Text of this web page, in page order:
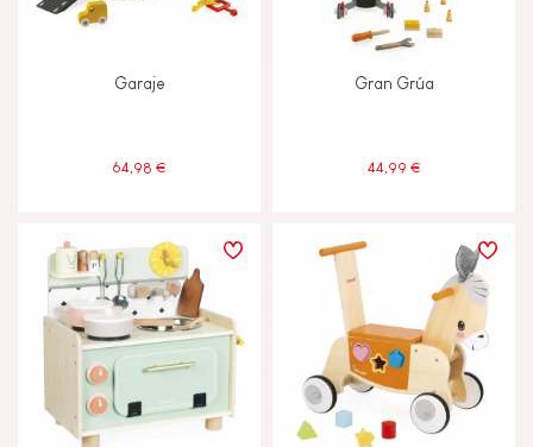
Garaje
64,98 €
Gran Grúa
44,99 €